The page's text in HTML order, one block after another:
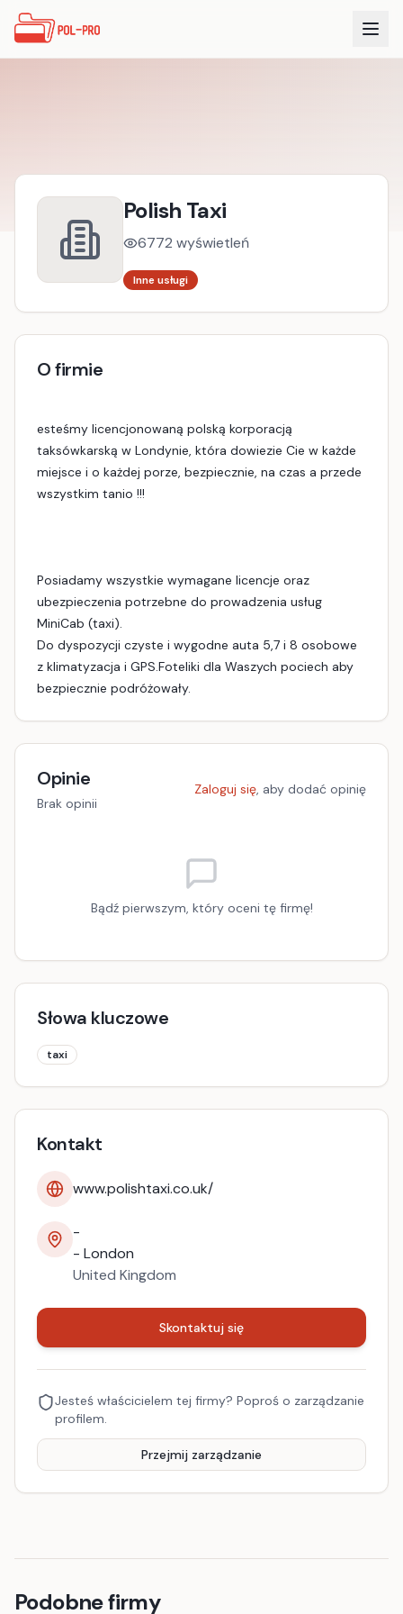
Polish Taxi
6772 wyświetleń
Inne usługi
O firmie
esteśmy licencjonowaną polską korporacją
taksówkarską w Londynie, która dowiezie Cie w każde
miejsce i o każdej porze, bezpiecznie, na czas a przede
wszystkim tanio !!!
Posiadamy wszystkie wymagane licencje oraz
ubezpieczenia potrzebne do prowadzenia usług
MiniCab (taxi).
Do dyspozycji czyste i wygodne auta 5,7 i 8 osobowe
z klimatyzacja i GPS.Foteliki dla Waszych pociech aby
bezpiecznie podróżowały.
Opinie
Brak opinii
Zaloguj się, aby dodać opinię
Bądź pierwszym, który oceni tę firmę!
Słowa kluczowe
taxi
Kontakt
www.polishtaxi.co.uk/
-
- London
United Kingdom
Skontaktuj się
Jesteś właścicielem tej firmy? Poproś o zarządzanie
profilem.
Przejmij zarządzanie
Podobne firmy